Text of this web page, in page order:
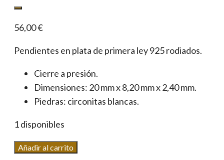
56,00€
Pendientes en plata de primera ley 925 rodiados.
Cierre a presión.
Dimensiones: 20 mm x 8,20 mm x 2,40 mm.
Piedras: circonitas blancas.
1 disponibles
Pendientes
Añadir al carrito